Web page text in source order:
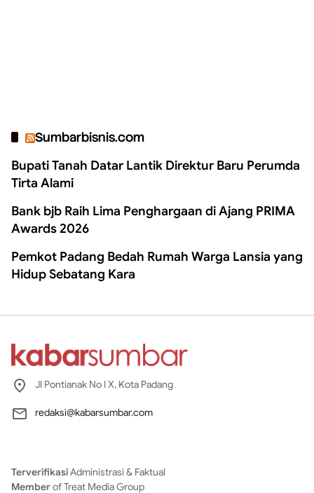
Sumbarbisnis.com
Bupati Tanah Datar Lantik Direktur Baru Perumda
Tirta Alami
Bank bjb Raih Lima Penghargaan di Ajang PRIMA
Awards 2026
Pemkot Padang Bedah Rumah Warga Lansia yang
Hidup Sebatang Kara
Jl Pontianak No I X, Kota Padang
redaksi@kabarsumbar.com
TerverifikasiAdministrasi & Faktual
Memberof Treat Media Group